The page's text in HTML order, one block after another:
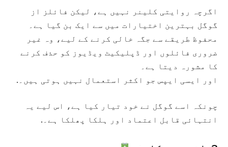
اگرچہ روایتی کلینر نہیں ہے، لیکن فائلز از
گوگل بہترین اختیارات میں سے ایک بن گیا ہے۔
محفوظ طریقے سے جگہ خالی کرنے کے لیے، وہ غیر
ضروری فائلوں اور ڈپلیکیٹ ویڈیوز کو حذف کرنے
کا مشورہ دیتا ہے۔
اور ایسی ایپس جو اکثر استعمال نہیں ہوتی ہیں۔.
چونکہ اسے گوگل نے خود تیار کیا ہے، اس لیے یہ
انتہائی قابل اعتماد اور ہلکا پھلکا ہے۔.